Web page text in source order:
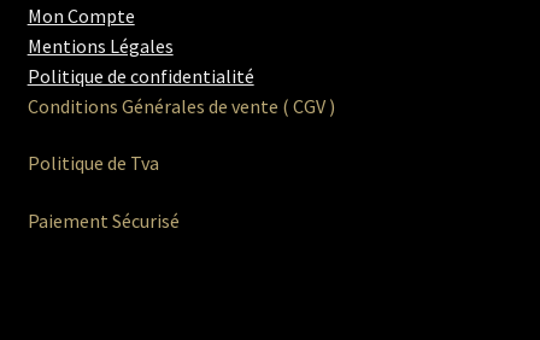
Mon Compte
Mentions Légales
Politique de confidentialité
Conditions Générales de vente ( CGV )
Politique de Tva
Paiement Sécurisé